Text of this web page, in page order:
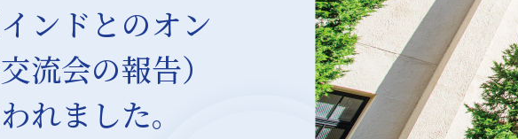
ンドとのオン
流会の報告）
れました。